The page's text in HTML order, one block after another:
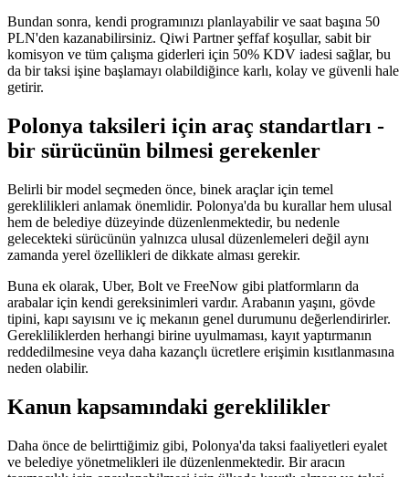
Bundan sonra, kendi programınızı planlayabilir ve saat başına 50
PLN'den kazanabilirsiniz. Qiwi Partner şeffaf koşullar, sabit bir
komisyon ve tüm çalışma giderleri için 50% KDV iadesi sağlar, bu
da bir taksi işine başlamayı olabildiğince karlı, kolay ve güvenli hale
getirir.
Polonya taksileri için araç standartları -
bir sürücünün bilmesi gerekenler
Belirli bir model seçmeden önce, binek araçlar için temel
gereklilikleri anlamak önemlidir. Polonya'da bu kurallar hem ulusal
hem de belediye düzeyinde düzenlenmektedir, bu nedenle
gelecekteki sürücünün yalnızca ulusal düzenlemeleri değil aynı
zamanda yerel özellikleri de dikkate alması gerekir.
Buna ek olarak, Uber, Bolt ve FreeNow gibi platformların da
arabalar için kendi gereksinimleri vardır. Arabanın yaşını, gövde
tipini, kapı sayısını ve iç mekanın genel durumunu değerlendirirler.
Gerekliliklerden herhangi birine uyulmaması, kayıt yaptırmanın
reddedilmesine veya daha kazançlı ücretlere erişimin kısıtlanmasına
neden olabilir.
Kanun kapsamındaki gereklilikler
Daha önce de belirttiğimiz gibi, Polonya'da taksi faaliyetleri eyalet
ve belediye yönetmelikleri ile düzenlenmektedir. Bir aracın